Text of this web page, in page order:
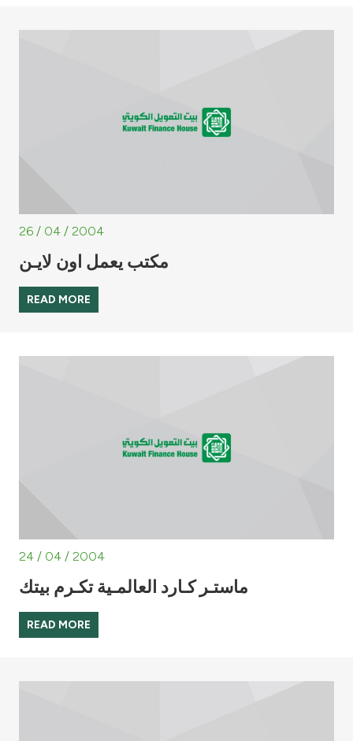
26 / 04 / 2004
مكتب يعمل اون لايـن
READ MORE
24 / 04 / 2004
ماستـر كـارد العالمـية تكـرم بيتك
READ MORE